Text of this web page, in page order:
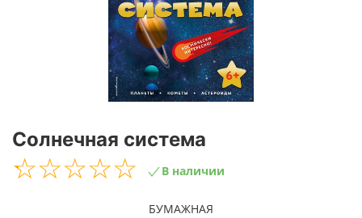
Солнечная система
☆☆☆☆☆
★★★★★ В наличии
БУМАЖНАЯ